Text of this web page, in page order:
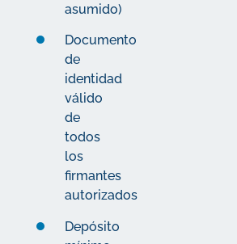
asumido)
Documento
de
identidad
válido
de
todos
los
firmantes
autorizados
Depósito